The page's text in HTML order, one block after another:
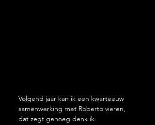
Volgend jaar kan ik een kwarteeuw
samenwerking met Roberto vieren,
dat zegt genoeg denk ik.